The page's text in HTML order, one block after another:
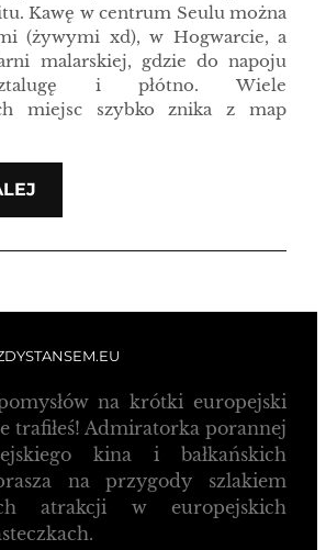
Kawę w centrum Seulu można
(żywymi xd), w Hogwarcie, a
malarskiej, gdzie do napoju
i płótno. Wiele
miejsc szybko znika z map
na krótki europejski
trafiłeś! Admiratorka porannej
kina i bałkańskich
na przygody szlakiem
atrakcji w europejskich